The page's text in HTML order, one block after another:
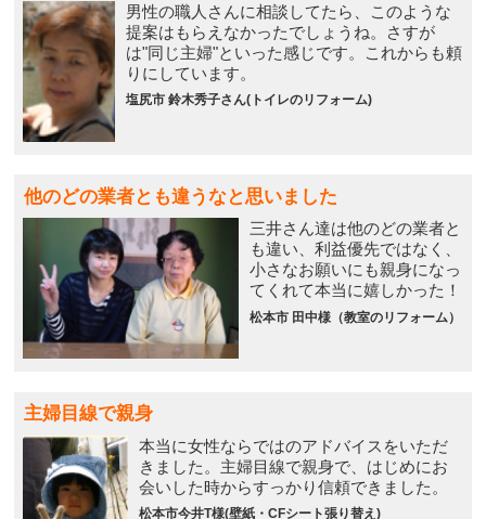
男性の職人さんに相談してたら、このような
提案はもらえなかったでしょうね。さすが
は"同じ主婦"といった感じです。これからも頼
りにしています。
塩尻市 鈴木秀子さん(トイレのリフォーム)
他のどの業者とも違うなと思いました
三井さん達は他のどの業者と
も違い、利益優先ではなく、
小さなお願いにも親身になっ
てくれて本当に嬉しかった！
松本市 田中様（教室のリフォーム）
主婦目線で親身
本当に女性ならではのアドバイスをいただ
きました。主婦目線で親身で、はじめにお
会いした時からすっかり信頼できました。
松本市今井T様(壁紙・CFシート張り替え)